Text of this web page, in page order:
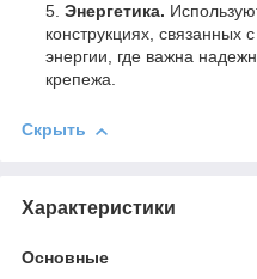
Энергетика.
конструкциях, связанных
энергии, где важна
крепежа.
Скрыть
Характеристики
Основные